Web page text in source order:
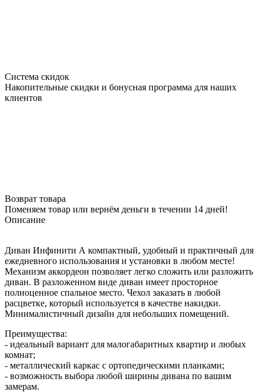
Система скидок
Накопительные скидки и бонусная программа для наших
клиентов
Возврат товара
Поменяем товар или вернём деньги в течении 14 дней!
Описание
Диван Инфинити А компактный, удобный и практичный для
ежедневного использования и установки в любом месте!
Механизм аккордеон позволяет легко сложить или разложить
диван. В разложенном виде диван имеет просторное
полноценное спальное место. Чехол заказать в любой
расцветке, который используется в качестве накидки.
Минималистичный дизайн для небольших помещений.
Преимущества:
- идеальный вариант для малогабаритных квартир и любых
комнат;
- металлический каркас с ортопедическими планками;
- возможность выбора любой ширины дивана по вашим
замерам.